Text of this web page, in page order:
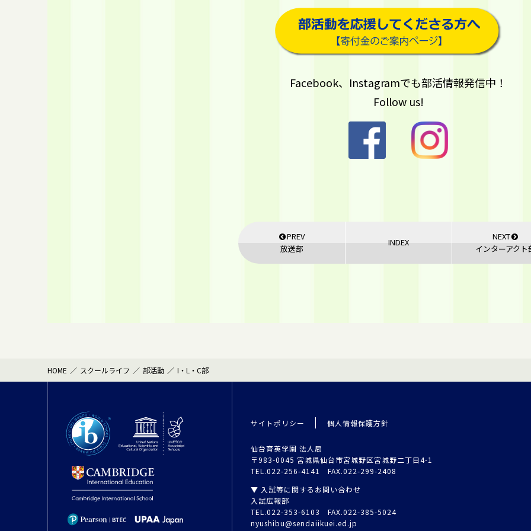
Facebook、Instagramでも部活情報発信中！
Follow us!
PREV
放送部
INDEX
NEXT
インターアクト
HOME スクールライフ 部活動 I・L・C部
サイトポリシー 個人情報保護方針
仙台育英学園 法人局
〒983-0045 宮城県仙台市宮城野区宮城野二丁目4-1
TEL.022-256-4141 FAX.022-299-2408
▼ 入試等に関するお問い合わせ
入試広報部
TEL.022-353-6103 FAX.022-385-5024
nyushibu@sendaiikuei.ed.jp